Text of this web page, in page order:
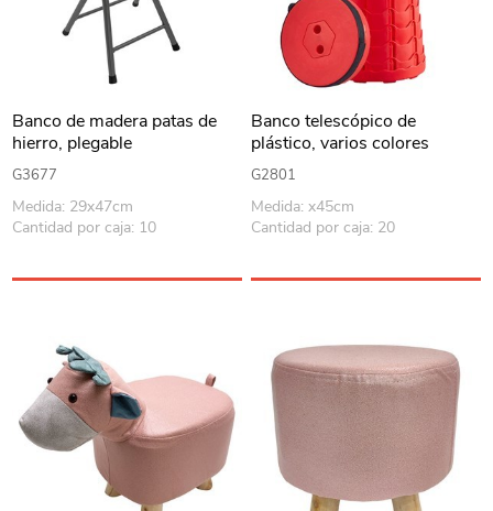
Banco de madera patas de
hierro, plegable
G3677
Medida: 29x47cm
Cantidad por caja: 10
Banco telescópico de
plástico, varios colores
G2801
Medida: x45cm
Cantidad por caja: 20